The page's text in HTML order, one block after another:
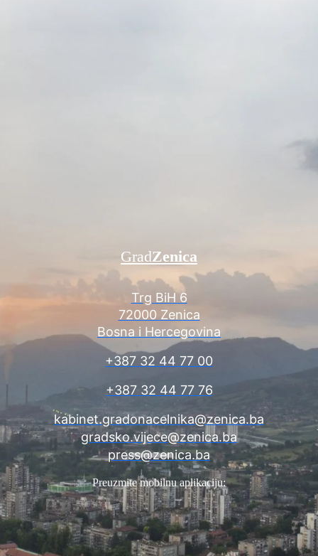
Trg BiH 6
72000 Zenica
Bosna i Hercegovina
+387 32 44 77 00
+387 32 44 77 76
kabinet.gradonacelnika@zenica.ba
gradsko.vijece@zenica.ba
press@zenica.ba
GradZenica
Preuzmite mobilnu aplikaciju: